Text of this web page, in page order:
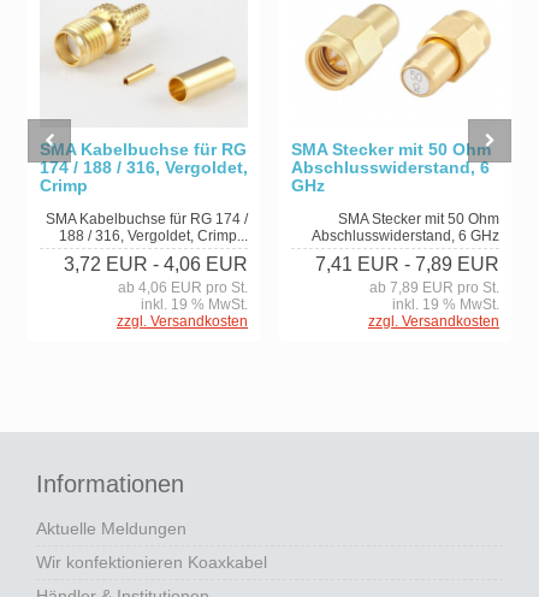
SMA Kabelbuchse für RG
174 / 188 / 316, Vergoldet,
Crimp
SMA Kabelbuchse für RG 174 /
188 / 316, Vergoldet, Crimp...
3,72 EUR - 4,06 EUR
ab 4,06 EUR pro St.
inkl. 19 % MwSt.
zzgl. Versandkosten
SMA Stecker mit 50 Ohm
Abschlusswiderstand, 6
GHz
SMA Stecker mit 50 Ohm
Abschlusswiderstand, 6 GHz
7,41 EUR - 7,89 EUR
ab 7,89 EUR pro St.
inkl. 19 % MwSt.
zzgl. Versandkosten
Informationen
Aktuelle Meldungen
Wir konfektionieren Koaxkabel